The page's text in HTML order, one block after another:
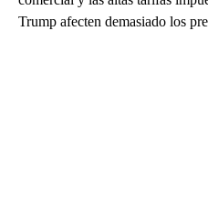
Trump afecten demasiado los